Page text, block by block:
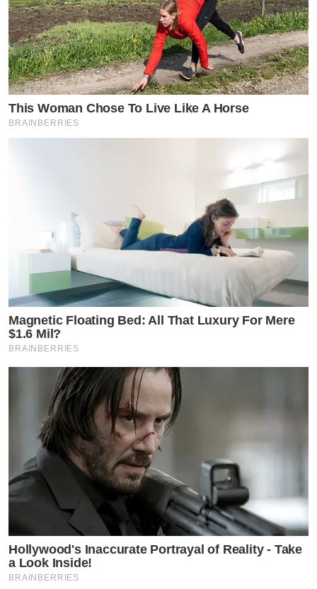
This Woman Chose To Live Like A Horse
BRAINBERRIES
Magnetic Floating Bed: All That Luxury For Mere
$1.6 Mil?
BRAINBERRIES
Hollywood's Inaccurate Portrayal of Reality - Take
a Look Inside!
BRAINBERRIES